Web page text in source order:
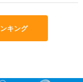
キング